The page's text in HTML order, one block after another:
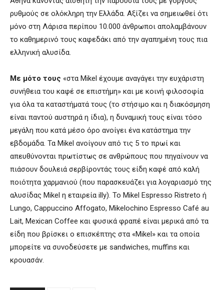
ρυθμούς σε ολόκληρη την Ελλάδα. Αξίζει να σημειωθεί ότι
μόνο στη Λάρισα περίπου 10.000 άνθρωποι απολαμβάνουν
το καθημερινό τους καφεδάκι από την αγαπημένη τους πια
ελληνική αλυσίδα.
Με μότο τους «στα Mikel έχουμε αναγάγει την ευχάριστη
συνήθεια του καφέ σε επιστήμη» και με κοινή φιλοσοφία
για όλα τα καταστήματά τους (το στήσιμο και η διακόσμηση
είναι παντού αυστηρά η ίδια), η δυναμική τους είναι τόσο
μεγάλη που κατά μέσο όρο ανοίγει ένα κατάστημα την
εβδομάδα. Τα Mikel ανοίγουν από τις 5 το πρωί και
απευθύνονται πρωτίστως σε ανθρώπους που πηγαίνουν να
πιάσουν δουλειά σερβίροντάς τους είδη καφέ από καλή
ποιότητα χαρμανιού (που παρασκευάζει για λογαριασμό της
αλυσίδας Mikel η εταιρεία illy). Το Mikel Espresso Ristreto ή
Lungo, Cappuccino Affogato, Mikelochino Espresso Café au
Lait, Mexican Coffee και φυσικά φραπέ είναι μερικά από τα
είδη που βρίσκει ο επισκέπτης στα «Mikel» και τα οποία
μπορείτε να συνοδεύσετε με sandwiches, muffins και
κρουασάν.